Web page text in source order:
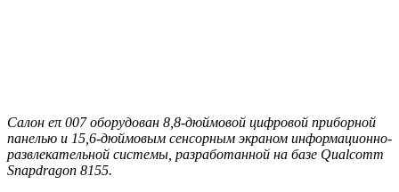
Салон eπ 007 оборудован 8,8-дюймовой цифровой приборной
панелью и 15,6-дюймовым сенсорным экраном информационно-
развлекательной системы, разработанной на базе Qualcomm
Snapdragon 8155.